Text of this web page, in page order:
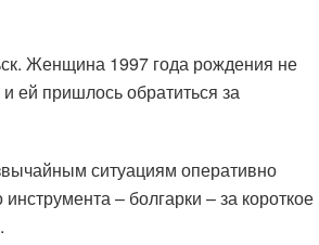
Женщина 1997 года рождения не
ей пришлось обратиться за
ситуациям оперативно
– болгарки – за короткое